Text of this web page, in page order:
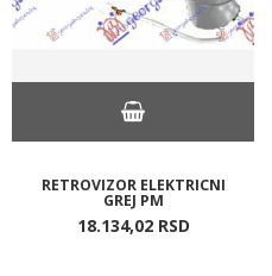
RETROVIZOR ELEKTRICNI
GREJ PM
18.134,02 RSD